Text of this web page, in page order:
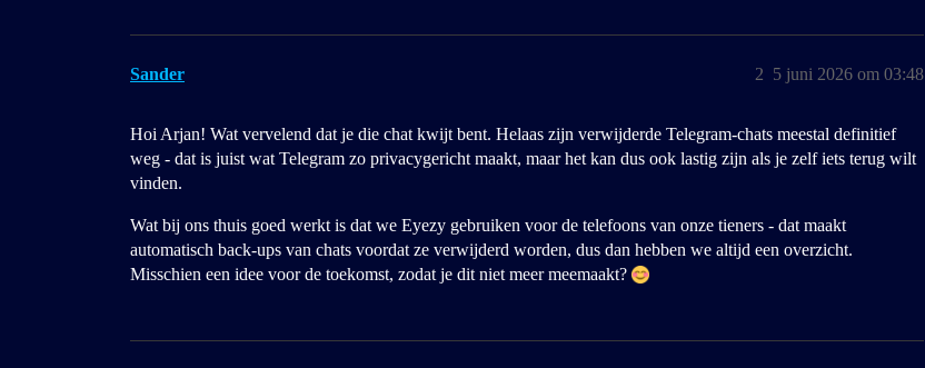
Sander 5 juni 2026 om 03:48
2
Hoi Arjan! Wat vervelend dat je die chat kwijt bent. Helaas zijn verwijderde Telegram-chats meestal definitief
weg - dat is juist wat Telegram zo privacygericht maakt, maar het kan dus ook lastig zijn als je zelf iets terug wilt
vinden.
Wat bij ons thuis goed werkt is dat we Eyezy gebruiken voor de telefoons van onze tieners - dat maakt
automatisch back-ups van chats voordat ze verwijderd worden, dus dan hebben we altijd een overzicht.
Misschien een idee voor de toekomst, zodat je dit niet meer meemaakt?